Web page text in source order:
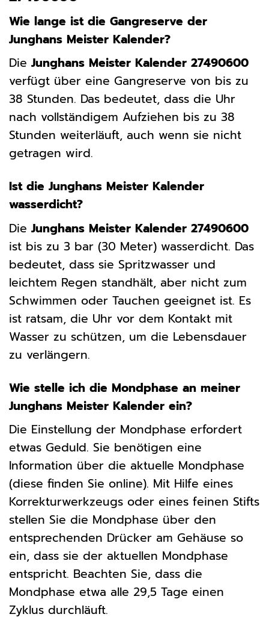
Wie lange ist die Gangreserve der
Junghans Meister Kalender?
Die Junghans Meister Kalender 27490600
verfügt über eine Gangreserve von bis zu
38 Stunden. Das bedeutet, dass die Uhr
nach vollständigem Aufziehen bis zu 38
Stunden weiterläuft, auch wenn sie nicht
getragen wird.
Ist die Junghans Meister Kalender
wasserdicht?
Die Junghans Meister Kalender 27490600
ist bis zu 3 bar (30 Meter) wasserdicht. Das
bedeutet, dass sie Spritzwasser und
leichtem Regen standhält, aber nicht zum
Schwimmen oder Tauchen geeignet ist. Es
ist ratsam, die Uhr vor dem Kontakt mit
Wasser zu schützen, um die Lebensdauer
zu verlängern.
Wie stelle ich die Mondphase an meiner
Junghans Meister Kalender ein?
Die Einstellung der Mondphase erfordert
etwas Geduld. Sie benötigen eine
Information über die aktuelle Mondphase
(diese finden Sie online). Mit Hilfe eines
Korrekturwerkzeugs oder eines feinen Stifts
stellen Sie die Mondphase über den
entsprechenden Drücker am Gehäuse so
ein, dass sie der aktuellen Mondphase
entspricht. Beachten Sie, dass die
Mondphase etwa alle 29,5 Tage einen
Zyklus durchläuft.